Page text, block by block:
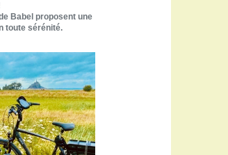
Babel proposent une
toute sérénité.